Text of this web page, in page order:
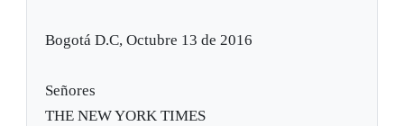
⁠⁠⁠Bogotá D.C, Octubre 13 de 2016
Señores
THE NEW YORK TIMES